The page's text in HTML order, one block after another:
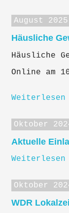
August 2025
Häusliche
Häusliche
Online am
Weiterlesen
Oktober
Aktuelle
Weiterlesen
Oktober
WDR